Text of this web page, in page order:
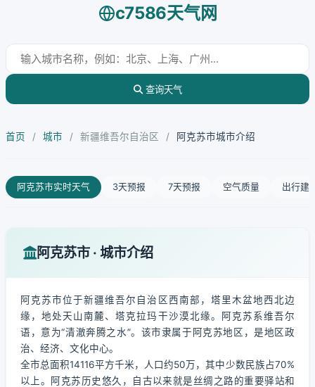
c7586天气网
查询天气
首页 / 城市 / 新疆维吾尔自治区 / 阿克苏市城市介绍
阿克苏市实时天气 3天预报 7天预报 空气质量 出行建
阿克苏市 · 城市介绍
阿克苏市位于新疆维吾尔自治区西南部，塔里木盆地西北边
缘，地处天山南麓、塔克拉玛干沙漠北缘。阿克苏系维吾尔
语，意为“清澈奔腾之水”。该市隶属于阿克苏地区，是地区政
治、经济、文化中心。
全市总面积14116平方千米，人口约50万，其中少数民族占70%
以上。阿克苏历史悠久，自古以来就是丝绸之路的重要驿站和